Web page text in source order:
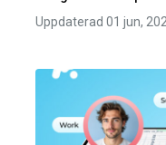
Uppdaterad 01 jun,